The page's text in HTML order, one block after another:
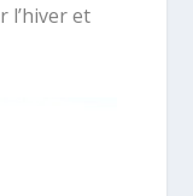
l’hiver et